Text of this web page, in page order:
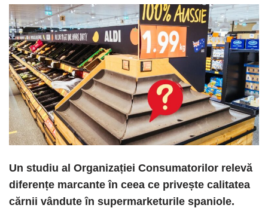
Un studiu al Organizației Consumatorilor relevă
diferențe marcante în ceea ce privește calitatea
cărnii vândute în supermarketurile spaniole.